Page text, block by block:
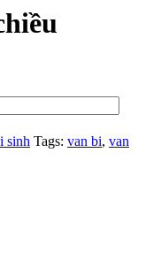
sinh Tags: van bi, van